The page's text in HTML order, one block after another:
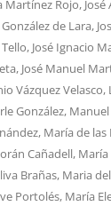
Martínez Rojo, José
de Lara,
, José Ignacio
, José Manuel
Vázquez Velasco,
González,
, María de las
Cañadell,
Brañas, Maria
Portolés, María